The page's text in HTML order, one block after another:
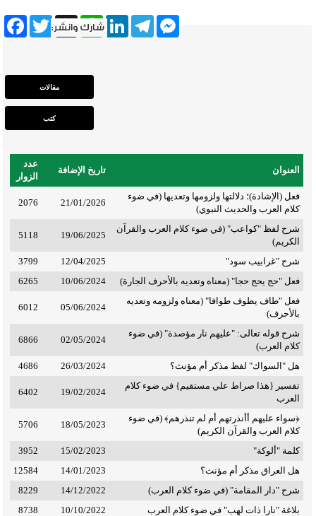
Twitter X
WhatsAppLinkedInTelegram
Messenger
العنوان تاريخ الإضافة
عدد
الزوار
فعل (الإشادة)؛ دلالتها ولزومها وتعديها (في ضوء
كلام العرب والحديث النبوي)
21/01/2026
2076
شرح لفظ "كواعب" (في ضوء كلام العرب والقرآن
الكريم)
19/06/2025
5118
شرح "غرابيب سود" 12/04/2025
3799
فعل "حج يحج حجا" (معناه وتعديه بالأحرف الجارة)
10/06/2024
6265
فعل "طاف يطوف طوافا" (معناه ولزومه وتعديه
بالأحرف)
05/06/2024
6012
شرح قوله تعالى: "عليهم نار مؤصدة" (في ضوء
كلام العرب)
02/05/2024
6866
هل "السواك" لفظ مذكر أم مؤنث؟ 26/03/2024
4686
تفسير {هذا صراط علي مستقيم} في ضوء كلام
العرب
19/02/2024
6402
﴿سواء عليهم أأنذرتهم أم لم تنذرهم﴾ (في ضوء
كلام العرب والقرآن الكريم)
18/05/2023
5706
كلمة "ألوكة" 15/02/2023
3952
هل العراق مذكر أم مؤنث؟
14/01/2023
12584
شرح "دار المقامة" (في ضوء كلام العرب)
14/12/2022
8229
بلاغة "نارا ذات لهب" في ضوء كلام العرب
10/10/2022
8738